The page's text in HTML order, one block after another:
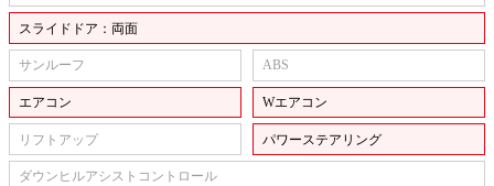
スライドドア：両面
サンルーフ ABS
エアコン Wエアコン
リフトアップ パワーステアリング
ダウンヒルアシストコントロール